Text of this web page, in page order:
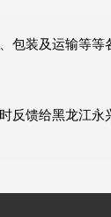
包装及运输等等
馈给黑龙江永